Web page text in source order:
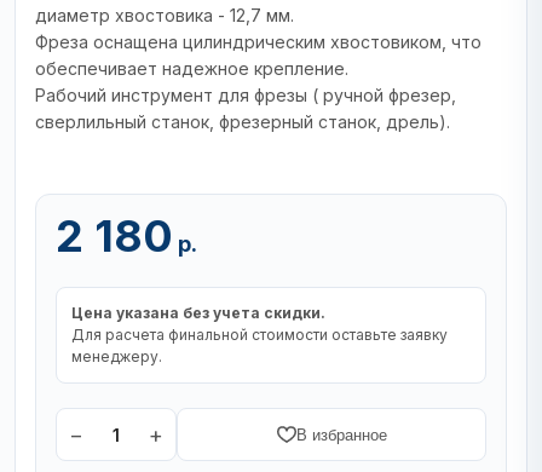
диаметр хвостовика - 12,7 мм.
Фреза оснащена цилиндрическим хвостовиком, что
обеспечивает надежное крепление.
Рабочий инструмент для фрезы ( ручной фрезер,
сверлильный станок, фрезерный станок, дрель).
2 180 р.
Цена указана без учета скидки.
Для расчета финальной стоимости оставьте заявку
менеджеру.
− 1 + В избранное